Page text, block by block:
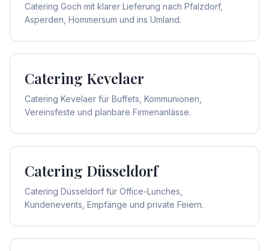
Catering Goch mit klarer Lieferung nach Pfalzdorf,
Asperden, Hommersum und ins Umland.
Catering Kevelaer
Catering Kevelaer für Buffets, Kommunionen,
Vereinsfeste und planbare Firmenanlässe.
Catering Düsseldorf
Catering Düsseldorf für Office-Lunches,
Kundenevents, Empfänge und private Feiern.